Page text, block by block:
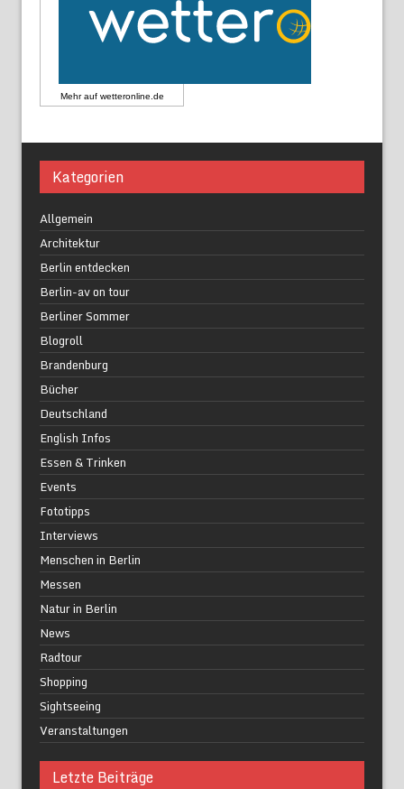
Mehr auf wetteronline.de
Kategorien
Allgemein
Architektur
Berlin entdecken
Berlin-av on tour
Berliner Sommer
Blogroll
Brandenburg
Bücher
Deutschland
English Infos
Essen & Trinken
Events
Fototipps
Interviews
Menschen in Berlin
Messen
Natur in Berlin
News
Radtour
Shopping
Sightseeing
Veranstaltungen
Letzte Beiträge